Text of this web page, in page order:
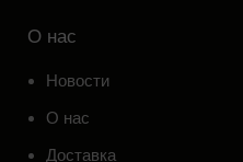
О нас
Новости
О нас
Доставка